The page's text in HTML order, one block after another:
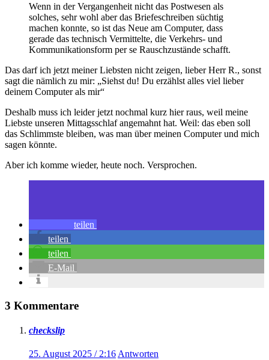
Wenn in der Vergangenheit nicht das Postwesen als
solches, sehr wohl aber das Briefeschreiben süchtig
machen konnte, so ist das Neue am Computer, dass
gerade das technisch Vermittelte, die Verkehrs- und
Kommunikationsform per se Rauschzustände schafft.
Das darf ich jetzt meiner Liebsten nicht zeigen, lieber Herr R., sonst
sagt die nämlich zu mir: „Siehst du! Du erzählst alles viel lieber
deinem Computer als mir“
Deshalb muss ich leider jetzt nochmal kurz hier raus, weil meine
Liebste unseren Mittagsschlaf angemahnt hat. Weil: das eben soll
das Schlimmste bleiben, was man über meinen Computer und mich
sagen könnte.
Aber ich komme wieder, heute noch. Versprochen.
teilen
teilen
teilen
E-Mail
3 Kommentare
checkslip
25. August 2025 / 2:16 Antworten